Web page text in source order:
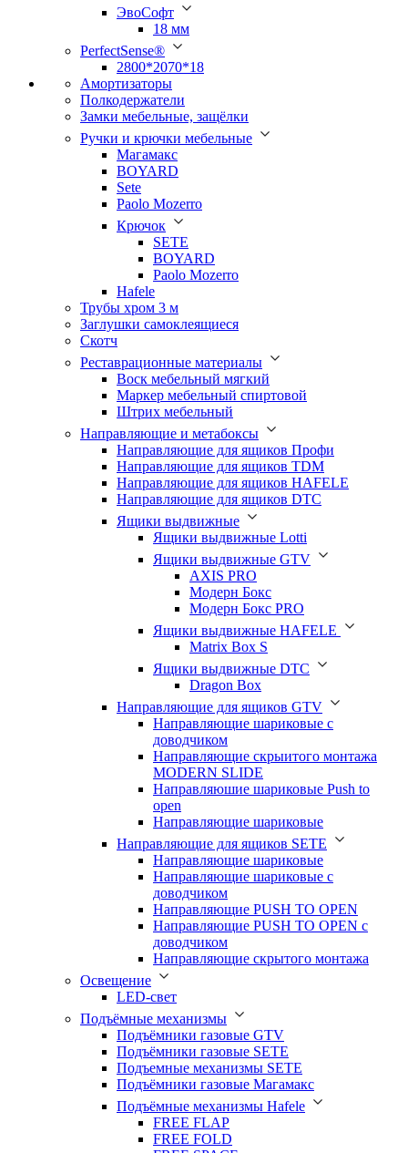
ЭвоСофт
18 мм
PerfectSense®
2800*2070*18
Амортизаторы
Полкодержатели
Замки мебельные, защёлки
Ручки и крючки мебельные
Магамакс
BOYARD
Sete
Paolo Mozerro
Крючок
SETE
BOYARD
Paolo Mozerro
Hafele
Трубы хром 3 м
Заглушки самоклеящиеся
Скотч
Реставрационные материалы
Воск мебельный мягкий
Маркер мебельный спиртовой
Штрих мебельный
Направляющие и метабоксы
Направляющие для ящиков Профи
Направляющие для ящиков TDM
Направляющие для ящиков HAFELE
Направляющие для ящиков DTC
Ящики выдвижные
Ящики выдвижные Lotti
Ящики выдвижные GTV
AXIS PRO
Модерн Бокс
Модерн Бокс PRO
Ящики выдвижные HAFELE
Matrix Box S
Ящики выдвижные DTC
Dragon Box
Направляющие для ящиков GTV
Направляющие шариковые с
доводчиком
Направляющие скрыитого монтажа
MODERN SLIDE
Направляюшие шариковые Push to
open
Направляющие шариковые
Направляющие для ящиков SETE
Направляющие шариковые
Направляющие шариковые с
доводчиком
Направляющие PUSH TO OPEN
Направляющие PUSH TO OPEN с
доводчиком
Направляющие скрытого монтажа
Освещение
LED-свет
Подъёмные механизмы
Подъёмники газовые GTV
Подъёмники газовые SETE
Подъемные механизмы SETE
Подъёмники газовые Магамакс
Подъёмные механизмы Hafele
FREE FLAP
FREE FOLD